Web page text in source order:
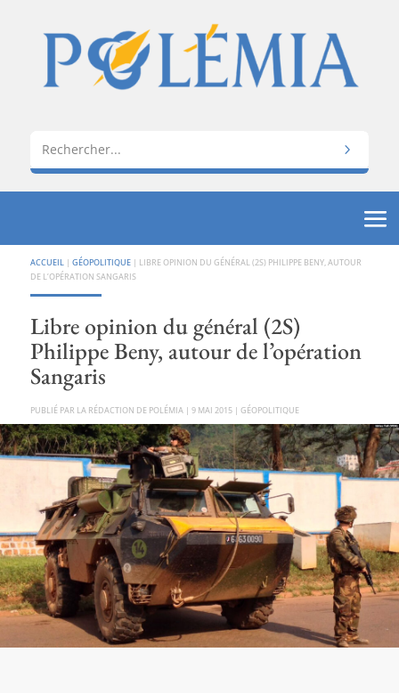
ACCUEIL | GÉOPOLITIQUE| LIBRE OPINION DU GÉNÉRAL (2S) PHILIPPE BENY, AUTOUR
DE L’OPÉRATION SANGARIS
Libre opinion du général (2S)
Philippe Beny, autour de l’opération
Sangaris
PAR LA RÉDACTION DE POLÉMIA | 9 MAI 2015| GÉOPOLITIQUE